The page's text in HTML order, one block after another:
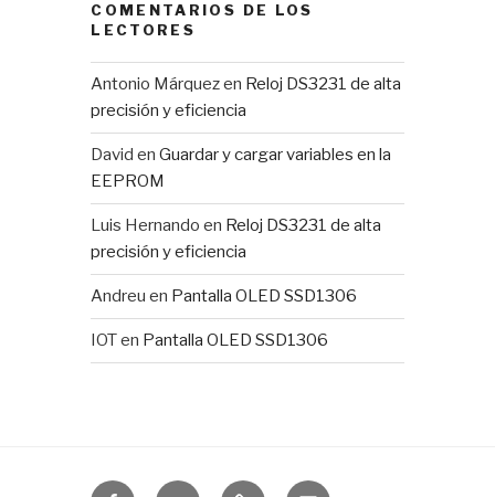
COMENTARIOS DE LOS
LECTORES
Antonio Márquezen Reloj DS3231 de alta
precisión y eficiencia
David enGuardar y cargar variables en la
EEPROM
Luis Hernando en Reloj DS3231 de alta
precisión y eficiencia
Andreu en Pantalla OLED SSD1306
IOTen Pantalla OLED SSD1306
Domótica IOTUY RSS Correo